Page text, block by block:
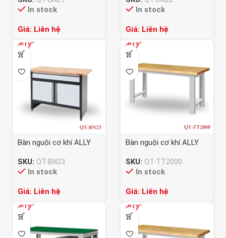
In stock
Giá: Liên hệ
In stock
Giá: Liên hệ
Bàn nguội cơ khí ALLY
SKU: QT-BN23
In stock
Giá: Liên hệ
Bàn nguội cơ khí ALLY
SKU: QT-TT2000
In stock
Giá: Liên hệ